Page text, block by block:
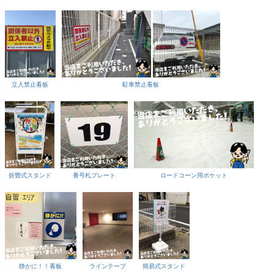
立入禁止看板 駐車禁止看板
折畳式スタンド 番号札プレート ロードコーン用ポケット
静かに！！看板 ラインテープ 簡易式スタンド